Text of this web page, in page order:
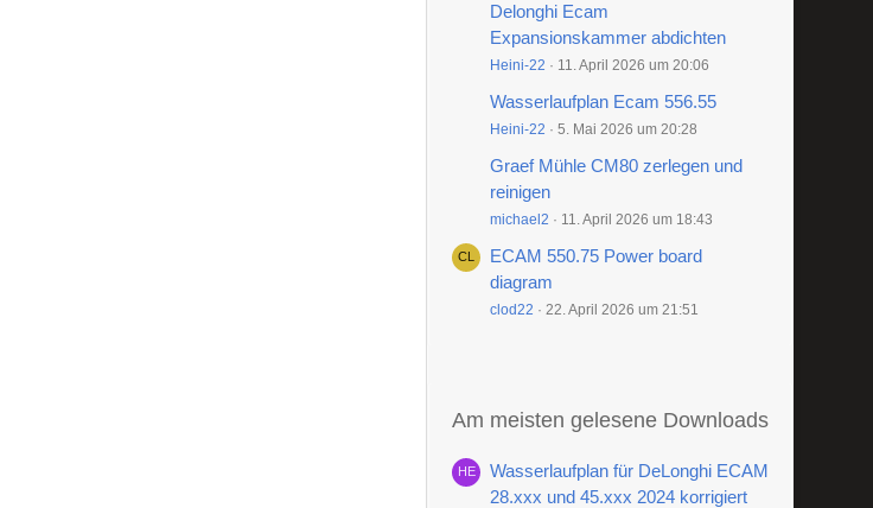
Delonghi Ecam
Expansionskammer abdichten
Heini-22 11. April 2026 um 20:06
Wasserlaufplan Ecam 556.55
Heini-22 5. Mai 2026 um 20:28
Graef Mühle CM80 zerlegen und
reinigen
michael2 11. April 2026 um 18:43
ECAM 550.75 Power board
diagram
clod22 22. April 2026 um 21:51
Am meisten gelesene Downloads
Wasserlaufplan für DeLonghi ECAM
28.xxx und 45.xxx 2024 korrigiert